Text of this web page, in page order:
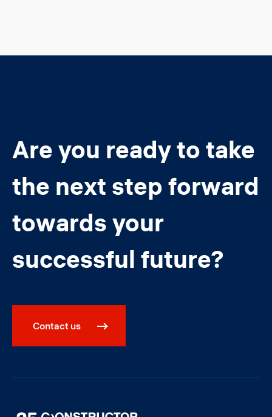
Are you ready to take
the next step forward
towards your
successful future?
Contact us
Image